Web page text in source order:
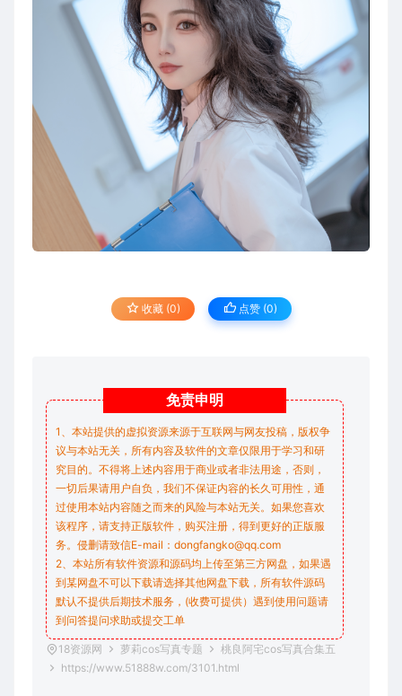
收藏 (0) 点赞 (0)
免责申明
1、本站提供的虚拟资源来源于互联网与网友投稿，版权争
议与本站无关，所有内容及软件的文章仅限用于学习和研
究目的。不得将上述内容用于商业或者非法用途，否则，
一切后果请用户自负，我们不保证内容的长久可用性，通
过使用本站内容随之而来的风险与本站无关。如果您喜欢
该程序，请支持正版软件，购买注册，得到更好的正版服
务。侵删请致信E-mail：dongfangko@qq.com
2、本站所有软件资源和源码均上传至第三方网盘，如果遇
到某网盘不可以下载请选择其他网盘下载，所有软件源码
默认不提供后期技术服务，(收费可提供）遇到使用问题请
到问答提问求助或提交工单
18资源网 萝莉cos写真专题
桃良阿宅cos写真合集五
https://www.51888w.com/3101.html